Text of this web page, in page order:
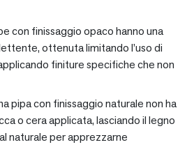
con finissaggio opaco hanno una
ottenuta limitando l’uso di
finiture specifiche che non
pipa con finissaggio naturale non ha
o cera applicata, lasciando il legno
naturale per apprezzarne